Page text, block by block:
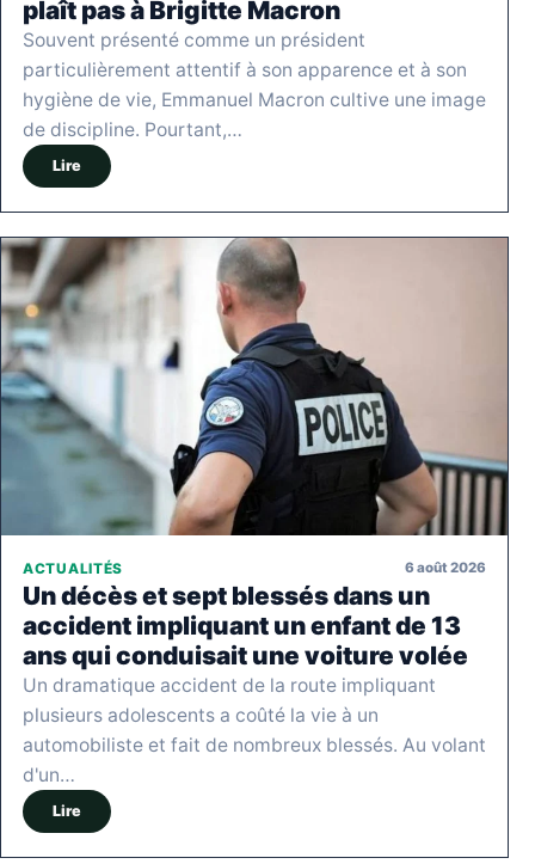
plaît pas à Brigitte Macron
Souvent présenté comme un président
particulièrement attentif à son apparence et à son
hygiène de vie, Emmanuel Macron cultive une image
de discipline. Pourtant,…
Lire
ACTUALITÉS 6 août 2026
Un décès et sept blessés dans un
accident impliquant un enfant de 13
ans qui conduisait une voiture volée
Un dramatique accident de la route impliquant
plusieurs adolescents a coûté la vie à un
automobiliste et fait de nombreux blessés. Au volant
d'un…
Lire